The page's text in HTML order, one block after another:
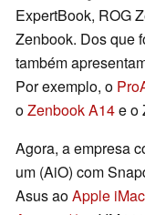
ExpertBook, ROG
Zenbook. Dos que
também
Por exemplo, o
oZenbook A14e o
Agora, a empresa
um (AiO) com
Asus aoApple iMac